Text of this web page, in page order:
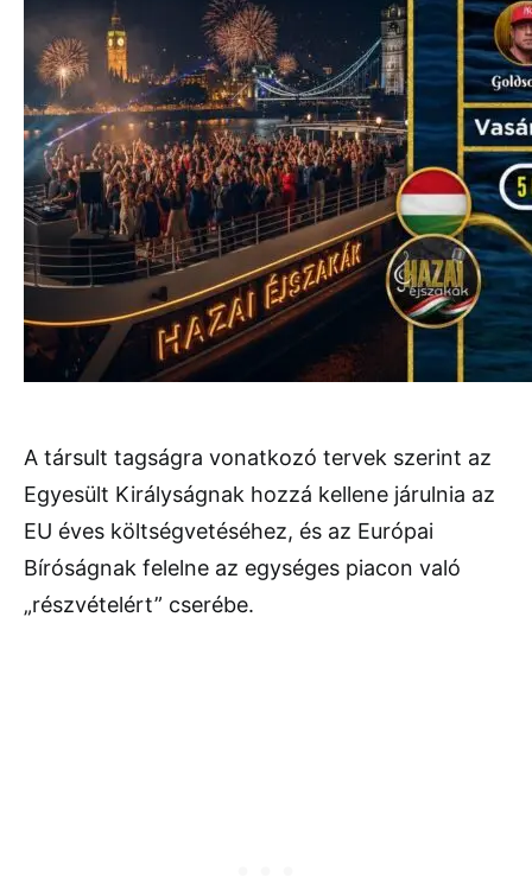
A társult tagságra vonatkozó tervek szerint az
Egyesült Királyságnak hozzá kellene járulnia az
EU éves költségvetéséhez, és az Európai
Bíróságnak felelne az egységes piacon való
„részvételért” cserébe.